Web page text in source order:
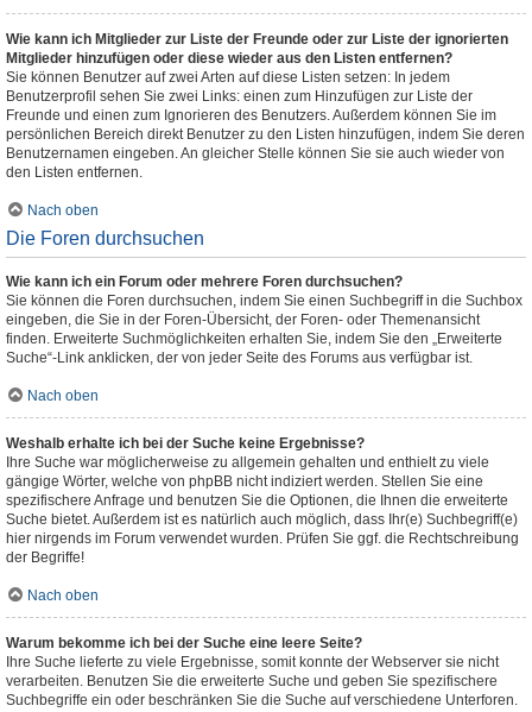
Wie kann ich Mitglieder zur Liste der Freunde oder zur Liste der ignorierten
Mitglieder hinzufügen oder diese wieder aus den Listen entfernen?
Sie können Benutzer auf zwei Arten auf diese Listen setzen: In jedem
Benutzerprofil sehen Sie zwei Links: einen zum Hinzufügen zur Liste der
Freunde und einen zum Ignorieren des Benutzers. Außerdem können Sie im
persönlichen Bereich direkt Benutzer zu den Listen hinzufügen, indem Sie deren
Benutzernamen eingeben. An gleicher Stelle können Sie sie auch wieder von
den Listen entfernen.
Nach oben
Die Foren durchsuchen
Wie kann ich ein Forum oder mehrere Foren durchsuchen?
Sie können die Foren durchsuchen, indem Sie einen Suchbegriff in die Suchbox
eingeben, die Sie in der Foren-Übersicht, der Foren- oder Themenansicht
finden. Erweiterte Suchmöglichkeiten erhalten Sie, indem Sie den „Erweiterte
Suche“-Link anklicken, der von jeder Seite des Forums aus verfügbar ist.
Nach oben
Weshalb erhalte ich bei der Suche keine Ergebnisse?
Ihre Suche war möglicherweise zu allgemein gehalten und enthielt zu viele
gängige Wörter, welche von phpBB nicht indiziert werden. Stellen Sie eine
spezifischere Anfrage und benutzen Sie die Optionen, die Ihnen die erweiterte
Suche bietet. Außerdem ist es natürlich auch möglich, dass Ihr(e) Suchbegriff(e)
hier nirgends im Forum verwendet wurden. Prüfen Sie ggf. die Rechtschreibung
der Begriffe!
Nach oben
Warum bekomme ich bei der Suche eine leere Seite?
Ihre Suche lieferte zu viele Ergebnisse, somit konnte der Webserver sie nicht
verarbeiten. Benutzen Sie die erweiterte Suche und geben Sie spezifischere
Suchbegriffe ein oder beschränken Sie die Suche auf verschiedene Unterforen.